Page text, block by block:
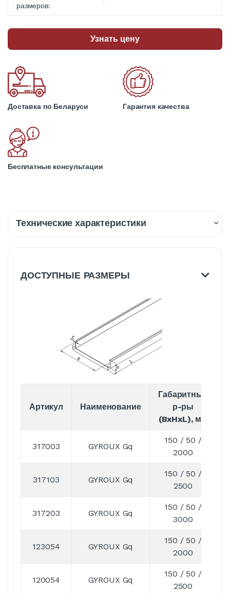
размеров:
Узнать цену
Доставка по Беларуси Гарантия качества
Бесплатные консультации
Технические характеристики
Описание
ДОСТУПНЫЕ РАЗМЕРЫ
Артикул Наименование
Габаритные
р-ры
(BxHxL), мм
317003 GYROUX Gq
150 / 50 /
2000
317103 GYROUX Gq
150 / 50 /
2500
317203 GYROUX Gq
150 / 50 /
3000
123054 GYROUX Gq
150 / 50 /
2000
120054 GYROUX Gq
150 / 50 /
2500